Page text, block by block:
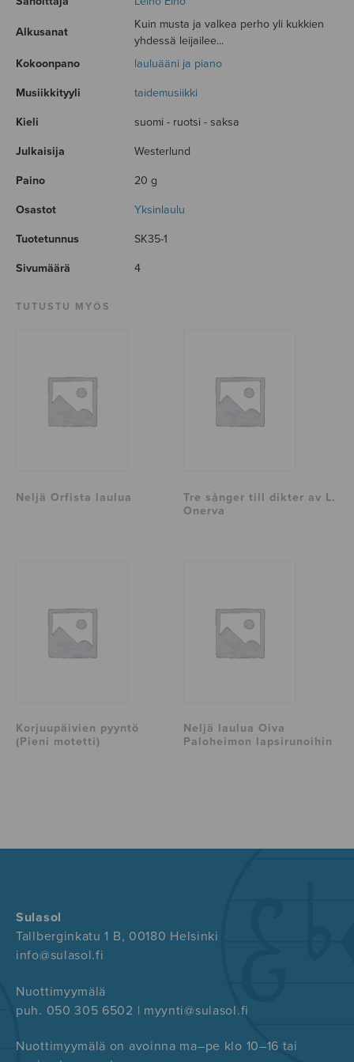
Alkusanat
Kuin musta ja valkea perho yli kukkien
yhdessä leijailee...
Kokoonpano
lauluääni ja piano
Musiikkityyli taidemusiikki
Kieli suomi - ruotsi - saksa
Julkaisija Westerlund
Paino 20 g
Osastot Yksinlaulu
Tuotetunnus SK35-1
Sivumäärä 4
TUTUSTU MYÖS
Neljä Orfista laulua
Tre sånger till dikter av L.
Onerva
Korjuupäivien pyyntö
(Pieni motetti)
Neljä laulua Oiva
Paloheimon lapsirunoihin
Sulasol
Tallberginkatu 1 B, 00180 Helsinki
info@sulasol.fi
Nuottimyymälä
puh. 050 305 6502 | myynti@sulasol.fi
Nuottimyymälä on avoinna ma–pe klo 10–16 tai